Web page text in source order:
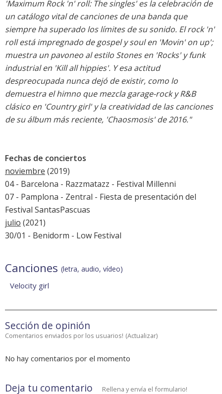
'Maximum Rock 'n' roll: The singles' es la celebración de
un catálogo vital de canciones de una banda que
siempre ha superado los límites de su sonido. El rock 'n'
roll está impregnado de gospel y soul en 'Movin' on up';
muestra un pavoneo al estilo Stones en 'Rocks' y funk
industrial en 'Kill all hippies'. Y esa actitud
despreocupada nunca dejó de existir, como lo
demuestra el himno que mezcla garage-rock y R&B
clásico en 'Country girl' y la creatividad de las canciones
de su álbum más reciente, 'Chaosmosis' de 2016."
Fechas de conciertos
noviembre (2019)
04 - Barcelona - Razzmatazz - Festival Millenni
07 - Pamplona - Zentral - Fiesta de presentación del
Festival SantasPascuas
julio (2021)
30/01 - Benidorm - Low Festival
Canciones (letra, audio, vídeo)
Velocity girl
Sección de opinión
Comentarios enviados por los usuarios! (Actualizar)
No hay comentarios por el momento
Deja tu comentario Rellena y envía el formulario!